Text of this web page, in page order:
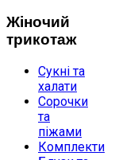
Жіночий
трикотаж
Сукні та
халати
Сорочки
та
піжами
Комплекти